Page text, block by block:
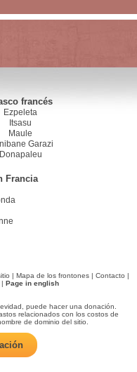
francés
Ezpeleta
Itsasu
Maule
Garazi
Donapaleu
Francia
| Mapa de los frontones | Contacto |
| Page in english
puede hacer una donación.
relacionados con los costos de
de dominio del sitio.